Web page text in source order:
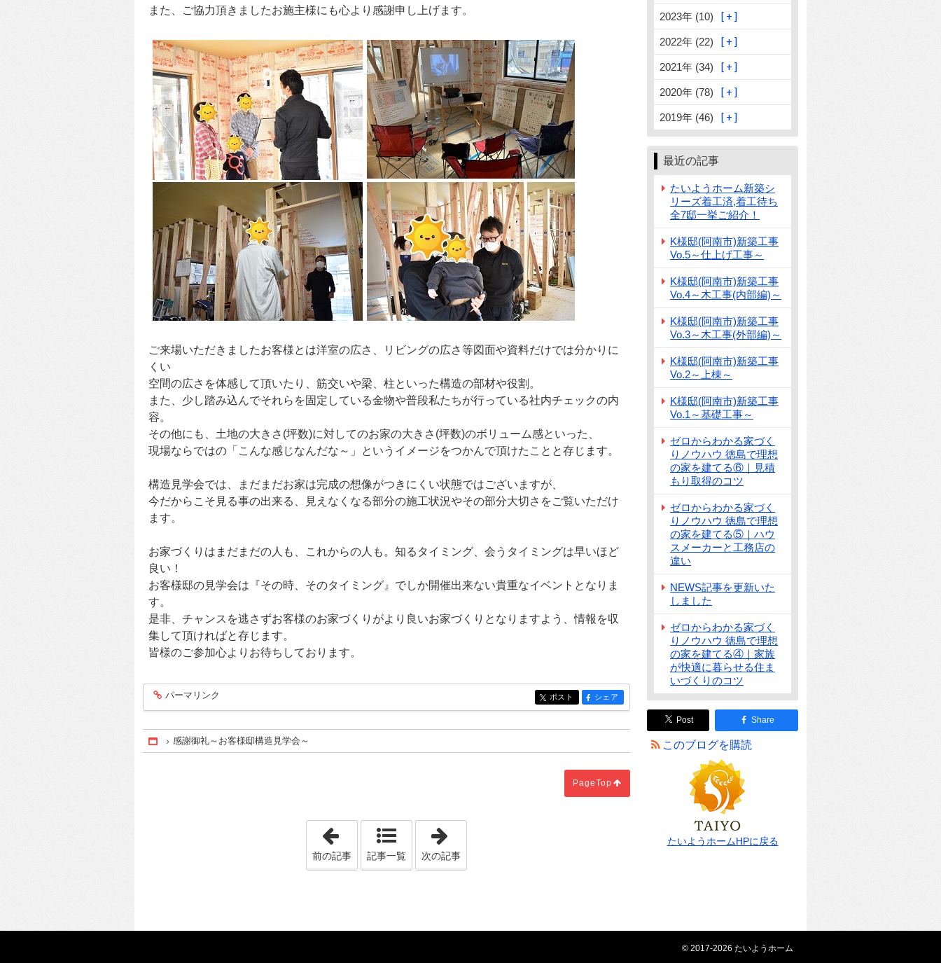
また、ご協力頂きましたお施主様にも心より感謝申し上げます。
ご来場いただきましたお客様とは洋室の広さ、リビングの広さ等図面や資料だけでは分かりに
くい
空間の広さを体感して頂いたり、筋交いや梁、柱といった構造の部材や役割。
また、少し踏み込んでそれらを固定している金物や普段私たちが行っている社内チェックの内
容。
その他にも、土地の大きさ(坪数)に対してのお家の大きさ(坪数)のボリューム感といった、
現場ならではの「こんな感じなんだな～」というイメージをつかんで頂けたことと存じます。
構造見学会では、まだまだお家は完成の想像がつきにくい状態ではございますが、
今だからこそ見る事の出来る、見えなくなる部分の施工状況やその部分大切さをご覧いただけ
ます。
お家づくりはまだまだの人も、これからの人も。知るタイミング、会うタイミングは早いほど
良い！
お客様邸の見学会は『その時、そのタイミング』でしか開催出来ない貴重なイベントとなりま
す。
是非、チャンスを逃さずお客様のお家づくりがより良いお家づくりとなりますよう、情報を収
集して頂ければと存じます。
皆様のご参加心よりお待ちしております。
entry350
パーマリンク entry350
ポスト entry350
シェア
Home
感謝御礼～お客様邸構造見学会～
PageTop
「たいようホーム 実績紹介ファイル M様邸 リフォーム工事2」
前の記事 記事一覧
「T様邸(阿南市K町)新築工事Vo.2～基礎工事(配筋)～」
次の記事
2023年 (10)
2022年 (22)
2021年 (34)
2020年 (78)
2019年 (46)
最近の記事
たいようホーム新築シ
リーズ着工済,着工待ち
全7邸一挙ご紹介！
K様邸(阿南市)新築工事
Vo.5～仕上げ工事～
K様邸(阿南市)新築工事
Vo.4～木工事(内部編)～
K様邸(阿南市)新築工事
Vo.3～木工事(外部編)～
K様邸(阿南市)新築工事
Vo.2～上棟～
K様邸(阿南市)新築工事
Vo.1～基礎工事～
ゼロからわかる家づく
りノウハウ 徳島で理想
の家を建てる⑥｜見積
もり取得のコツ
ゼロからわかる家づく
りノウハウ 徳島で理想
の家を建てる⑤｜ハウ
スメーカーと工務店の
違い
NEWS記事を更新いた
しました
ゼロからわかる家づく
りノウハウ 徳島で理想
の家を建てる④｜家族
が快適に暮らせる住ま
いづくりのコツ
Post Share
このブログを購読
たいようホームHPに戻る
© 2017-2026 たいようホーム